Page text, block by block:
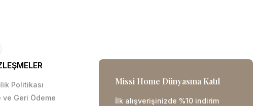
Politikası
ve Geri Ödeme
Missi Home Dünyasına Katıl
İlk alışverişinizde %10 indirim